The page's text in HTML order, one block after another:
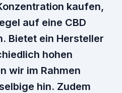
kaufen,
auf eine CBD
Bietet ein Hersteller
hohen
wir im Rahmen
hin. Zudem